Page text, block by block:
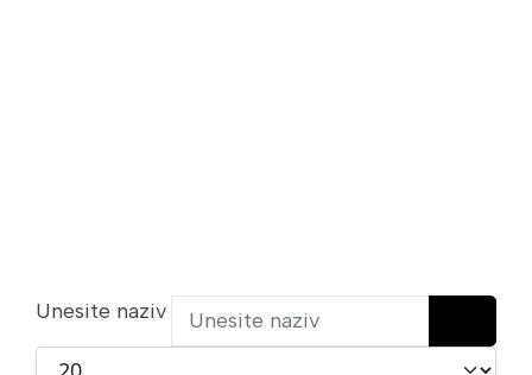
Unesite naziv
Prikaži broj